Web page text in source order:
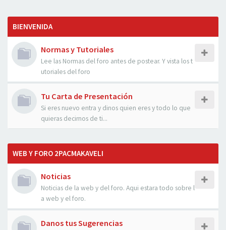
BIENVENIDA
Normas y Tutoriales
Lee las Normas del foro antes de postear. Y vista los t
utoriales del foro
Tu Carta de Presentación
Si eres nuevo entra y dinos quien eres y todo lo que
quieras decirnos de ti...
WEB Y FORO 2PACMAKAVELI
Noticias
Noticias de la web y del foro. Aqui estara todo sobre l
a web y el foro.
Danos tus Sugerencias